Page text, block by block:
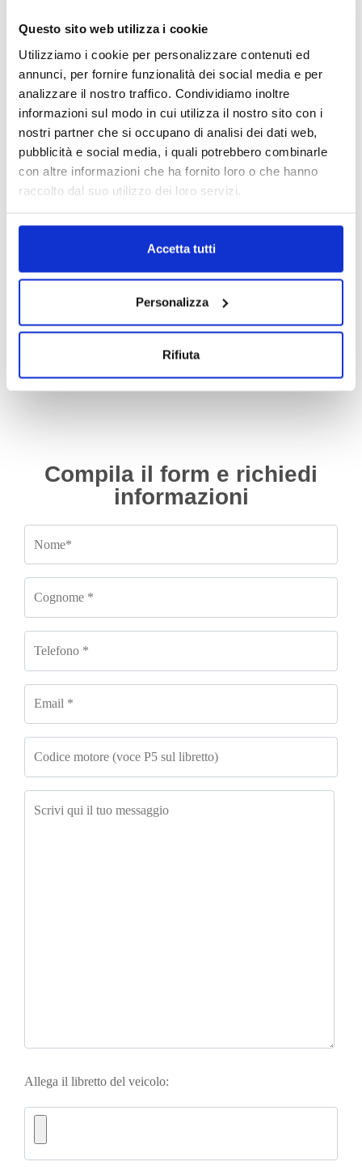
Questo sito web utilizza i cookie
Utilizziamo i cookie per personalizzare contenuti ed
annunci, per fornire funzionalità dei social media e per
analizzare il nostro traffico. Condividiamo inoltre
informazioni sul modo in cui utilizza il nostro sito con i
nostri partner che si occupano di analisi dei dati web,
pubblicità e social media, i quali potrebbero combinarle
con altre informazioni che ha fornito loro o che hanno
raccolto dal suo utilizzo dei loro servizi.
Accetta tutti
Personalizza
Rifiuta
Motori
Motore Alfa Romeo 156/147
192A5000 2002/2005 1.9 diesel
Da 400.00€ IVA esclusa
Motore Opel Vectra X18XE1
1999/2000 1.8 benzina
Da 300.00€ IVA esclusa
2005/2009 1.4 diesel
IVA esclusa
1995/1997 1.1 benzina
Da 200.00€ IVA esclusa
Compila il form e richiedi
informazioni
Allega il libretto del veicolo: